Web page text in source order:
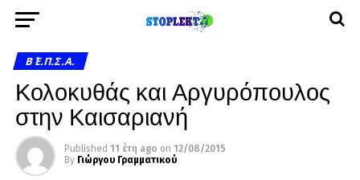
Β΄ Ε.Π.Σ.Α.
Κολοκυθάς και Αργυρόπουλος
στην Καισαριανή
Published 11 έτη ago on 12/08/2015
By Γιώργου Γραμματικού